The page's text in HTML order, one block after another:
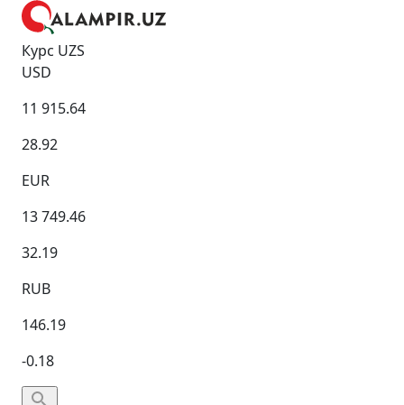
Курс UZS
USD
11 915.64
28.92
EUR
13 749.46
32.19
RUB
146.19
-0.18